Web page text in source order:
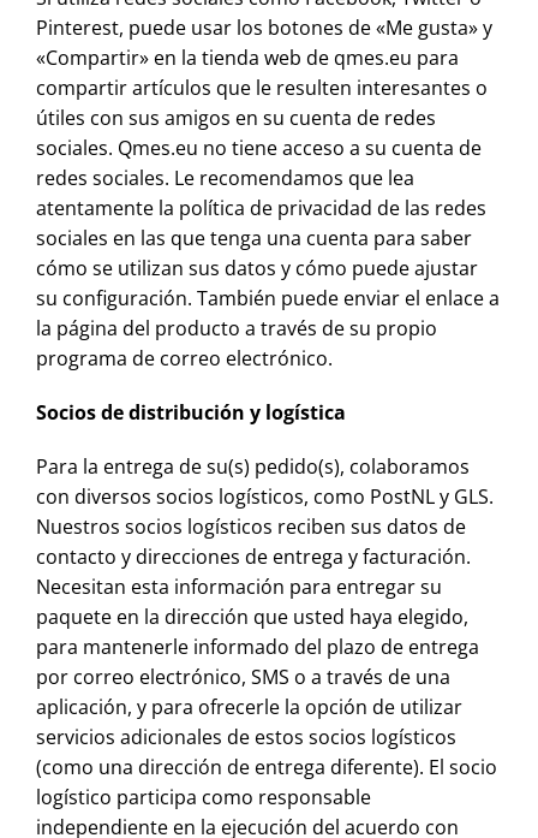
Pinterest, puede usar los botones de «Me gusta» y
«Compartir» en la tienda web de qmes.eu para
compartir artículos que le resulten interesantes o
útiles con sus amigos en su cuenta de redes
sociales. Qmes.eu no tiene acceso a su cuenta de
redes sociales. Le recomendamos que lea
atentamente la política de privacidad de las redes
sociales en las que tenga una cuenta para saber
cómo se utilizan sus datos y cómo puede ajustar
su configuración. También puede enviar el enlace a
la página del producto a través de su propio
programa de correo electrónico.
Socios de distribución y logística
Para la entrega de su(s) pedido(s), colaboramos
con diversos socios logísticos, como PostNL y GLS.
Nuestros socios logísticos reciben sus datos de
contacto y direcciones de entrega y facturación.
Necesitan esta información para entregar su
paquete en la dirección que usted haya elegido,
para mantenerle informado del plazo de entrega
por correo electrónico, SMS o a través de una
aplicación, y para ofrecerle la opción de utilizar
servicios adicionales de estos socios logísticos
(como una dirección de entrega diferente). El socio
logístico participa como responsable
independiente en la ejecución del acuerdo con